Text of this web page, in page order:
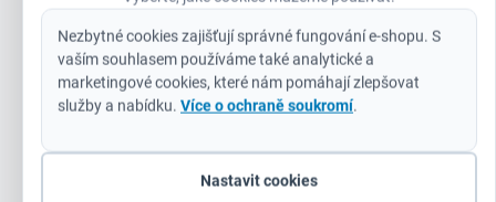
Nezbytné cookies zajišťují správné fungování e-shopu. S
vaším souhlasem používáme také analytické a
marketingové cookies, které nám pomáhají zlepšovat
služby a nabídku. Více o ochraně soukromí.
Nastavit cookies
jednou rukou zvládnete i náročné úkoly.
Pro koho je Högert HT7D750 určen?